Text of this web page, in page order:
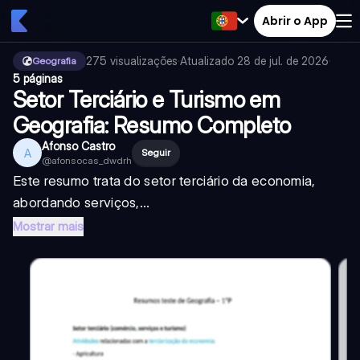
Abrir o App
Geografia 275 visualizações·Atualizado 28 de jul. de 2026·
5 páginas
Setor Terciário e Turismo em
Geografia: Resumo Completo
A Afonso Castro
@afonsocas_dwdrh
Seguir
Este resumo trata do setor terciário da economia,
abordando serviços,...
Mostrar mais